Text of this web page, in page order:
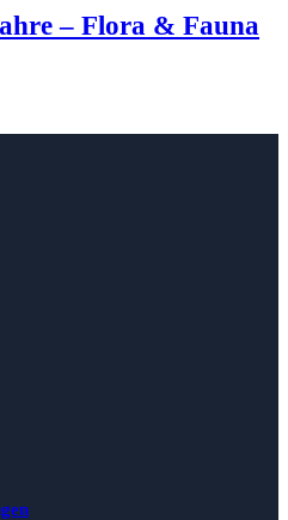
– Flora & Fauna